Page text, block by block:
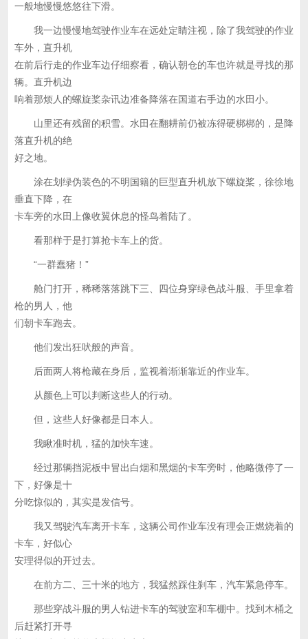
一般地慢慢悠悠往下滑。
我一边慢慢地驾驶作业车在远处定睛注视，除了我驾驶的作业
车外，直升机
在前后行走的作业车边仔细察看，确认朝仓的车也许就是寻找的那
辆。直升机边
响着那烦人的螺旋桨杂讯边准备降落在国道右手边的水田小。
山里还有残留的积雪。水田在翻耕前仍被冻得硬梆梆的，是降
落直升机的绝
好之地。
涂在划绿伪装色的不明国籍的巨型直升机放下螺旋桨，徐徐地
垂直下降，在
卡车旁的水田上像收翼休息的怪鸟着陆了。
看那样于是打算抢卡车上的货。
“一群蠢猪！”
舱门打开，稀稀落落跳下三、四位身穿绿色战斗服、手里拿着
枪的男人，他
们朝卡车跑去。
他们发出狂吠般的声音。
后面两人将枪藏在身后，监视着渐渐靠近的作业车。
从颜色上可以判断这些人的行动。
但，这些人好像都是日本人。
我瞅准时机，猛的加快车速。
经过那辆挡泥板中冒出白烟和黑烟的卡车旁时，他略微停了一
下，好像是十
分吃惊似的，其实是发信号。
我又驾驶汽车离开卡车，这辆公司作业车没有理会正燃烧着的
卡车，好似心
安理得似的开过去。
在前方二、三十米的地方，我猛然踩住刹车，汽车紧急停车。
那些穿战斗服的男人钻进卡车的驾驶室和车棚中。找到木桶之
后赶紧打开寻